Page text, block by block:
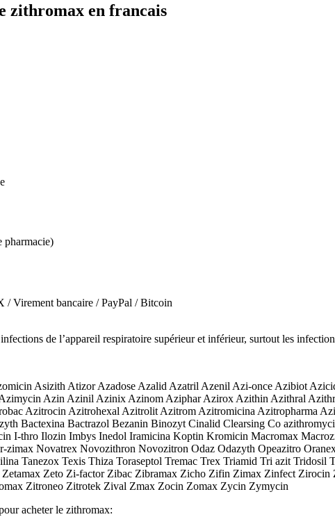
zithromax en francais
pharmacie)
/ Virement bancaire / PayPal / Bitcoin
de l’appareil respiratoire supérieur et inférieur, surtout les
Asizith Atizor Azadose Azalid Azatril Azenil Azi-once Azibiot
Azin Azinil Azinix Azinom Aziphar Azirox Azithin Azithral
Azitrocin Azitrohexal Azitrolit Azitrom Azitromicina Azitropharma
Bactexina Bactrazol Bezanin Binozyt Cinalid Clearsing Co
I-thro Ilozin Imbys Inedol Iramicina Koptin Kromicin Macromax
Novatrex Novozithron Novozitron Odaz Odazyth Opeazitro
Tanezox Texis Thiza Toraseptol Tremac Trex Triamid Tri azit
Zeto Zi-factor Zibac Zibramax Zicho Zifin Zimax Zinfect
Zitroneo Zitrotek Zival Zmax Zocin Zomax Zycin Zymycin
acheter le zithromax: